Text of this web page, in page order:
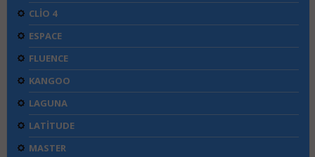
CLİO 4
ESPACE
FLUENCE
KANGOO
LAGUNA
LATİTUDE
MASTER